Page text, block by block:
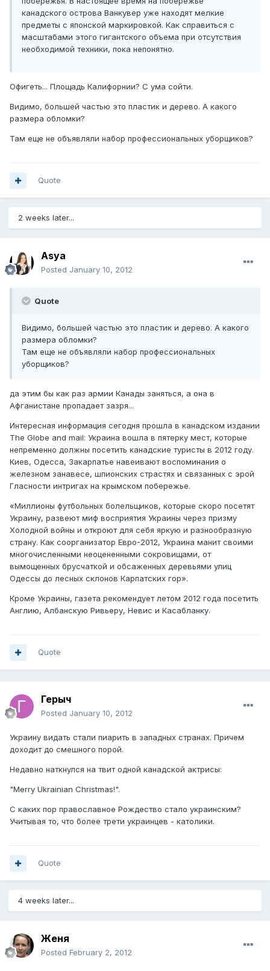
канадского острова Ванкувер уже находят мелкие
предметы с японской маркировкой. Как справиться с
масштабами этого гигантского объема при отсутствия
необходимой техники, пока непонятно.
Офигеть... Площадь Калифорнии? С ума сойти.
Видимо, большей частью это пластик и дерево. А какого
размера обломки?
Там еще не объявляли набор профессиональных уборщиков?
Quote
2 weeks later...
Asya
Posted January 10, 2012
Quote
Видимо, большей частью это пластик и дерево. А какого
размера обломки?
Там еще не объявляли набор профессиональных
уборщиков?
да этим бы как раз армии Канады заняться, а она в
Афганистане пропадает зазря...
Интересная информация сегодня прошла в канадском издании
The Globe and mail: Украина вошла в пятерку мест, которые
непременно должны посетить канадские туристы в 2012 году.
Киев, Одесса, Закарпатье навеивают воспоминания о
железном занавесе, шпионских страстях и связанных с эрой
Гласности интригах на крымском побережье.
«Миллионы футбольных болельщиков, которые скоро посетят
Украину, развеют миф восприятия Украины через призму
Холодной войны и откроют для себя яркую и разнообразную
страну. Как соорганизатор Евро-2012, Украина манит своими
многочисленными неоцененными сокровищами, от
вымощенных брусчаткой и обсаженных деревьями улиц
Одессы до лесных склонов Карпатских гор».
Кроме Украины, газета рекомендует летом 2012 года посетить
Англию, Албанскую Ривьеру, Невис и Касабланку.
Quote
Герыч
Posted January 10, 2012
Украину видать стали пиарить в западных странах. Причем
доходит до смешного порой.
Недавно наткнулся на твит одной канадской актрисы:
"Merry Ukrainian Christmas!".
С каких пор православное Рождество стало украинским?
Учитывая то, что более трети украинцев - католики.
Quote
4 weeks later...
Женя
Posted February 2, 2012